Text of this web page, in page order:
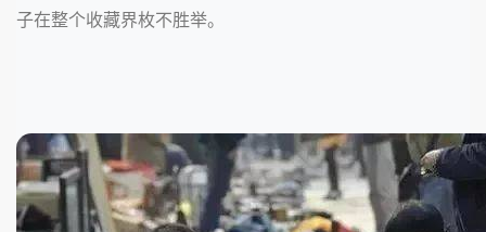
子在整个收藏界枚不胜举。